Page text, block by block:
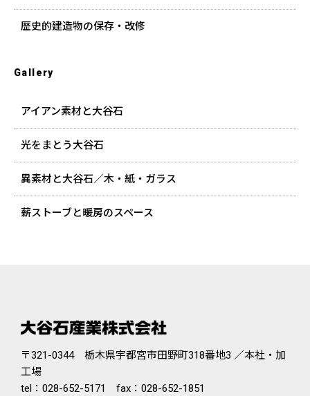
歴史的建造物の保存・改修
Gallery
アイアン素材と大谷石
光をまとう大谷石
異素材と大谷石／木・紙・ガラス
薪ストーブと暖房のスペース
〒321-0344 栃木県宇都宮市田野町318番地3 ／本社・加
工場
tel： 028-652-5171 fax：028-652-1851